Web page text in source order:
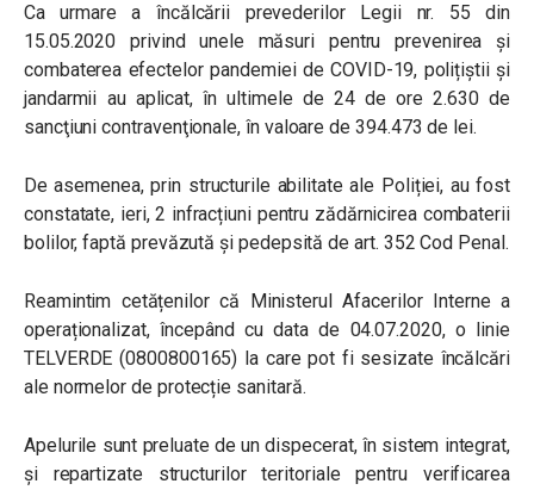
Ca urmare a încălcării prevederilor Legii nr. 55 din
15.05.2020 privind unele măsuri pentru prevenirea și
combaterea efectelor pandemiei de COVID-19, polițiștii și
jandarmii au aplicat, în ultimele de 24 de ore 2.630 de
sancţiuni contravenţionale, în valoare de 394.473 de lei.
De asemenea, prin structurile abilitate ale Poliției, au fost
constatate, ieri, 2 infracțiuni pentru zădărnicirea combaterii
bolilor, faptă prevăzută și pedepsită de art. 352 Cod Penal.
Reamintim cetățenilor că Ministerul Afacerilor Interne a
operaționalizat, începând cu data de 04.07.2020, o linie
TELVERDE (0800800165) la care pot fi sesizate încălcări
ale normelor de protecție sanitară.
Apelurile sunt preluate de un dispecerat, în sistem integrat,
și repartizate structurilor teritoriale pentru verificarea